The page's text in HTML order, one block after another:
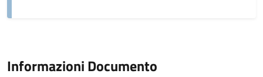
Informazioni Documento